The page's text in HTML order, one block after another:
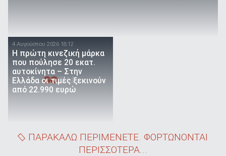
4 Αυγούστου 2026 18:12
Η πρώτη κινεζική μάρκα
που πούλησε 20 εκατ.
αυτοκίνητα – Στην
Ελλάδα οι τιμές ξεκινούν
από 22.990 ευρώ
ΠΑΡΑΚΑΛΩ ΠΕΡΙΜΕΝΕΤΕ. ΦΟΡΤΩΝΟΝΤΑΙ
ΠΕΡΙΣΣΟΤΕΡΑ...